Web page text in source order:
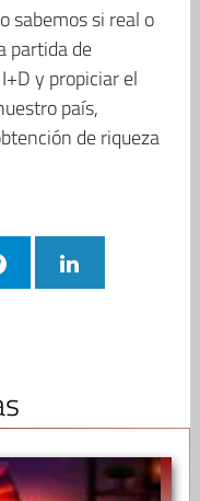
sabemos si real o
partida de
y propiciar el
país,
de riqueza